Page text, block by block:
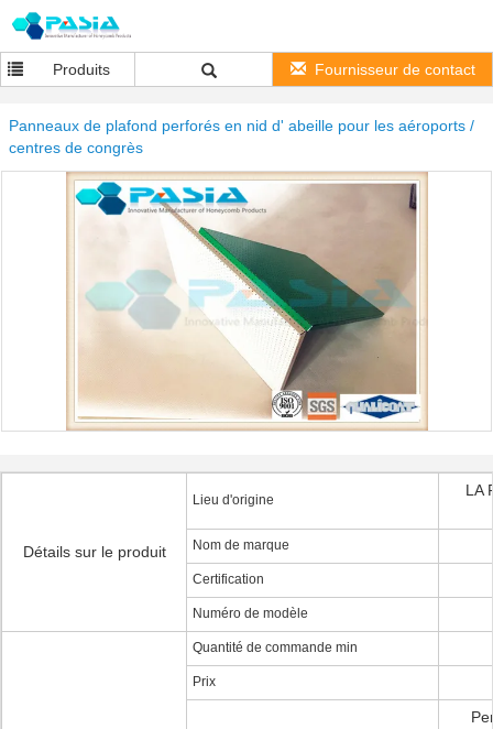
Produits Fournisseur de contact
Panneaux de plafond perforés en nid d' abeille pour les aéroports /
centres de congrès
Détails sur le produit
Lieu d'origine
LA
Nom de marque
Certification
Numéro de modèle
Quantité de commande min
Prix